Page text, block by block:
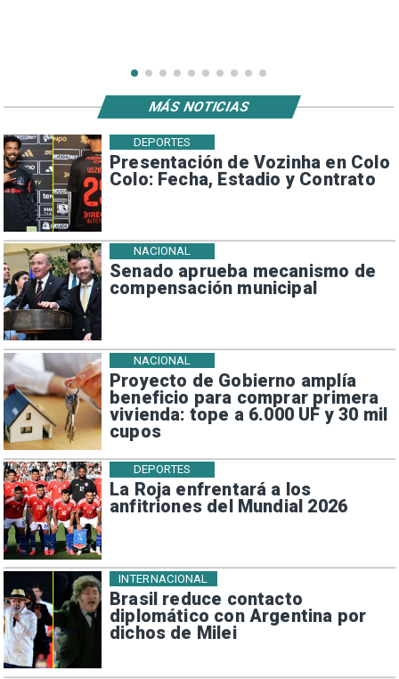
Presentación de Vozinha en Colo
Colo: Fecha, Estadio y Contrato
DEPORTES
Senado aprueba mecanismo de
compensación municipal
NACIONAL
Proyecto de Gobierno amplía
beneficio para comprar primera
vivienda: tope a 6.000 UF y 30 mil
cupos
NACIONAL
La Roja enfrentará a los
anfitriones del Mundial 2026
DEPORTES
Brasil reduce contacto
diplomático con Argentina por
dichos de Milei
INTERNACIONAL
MÁS NOTICIAS